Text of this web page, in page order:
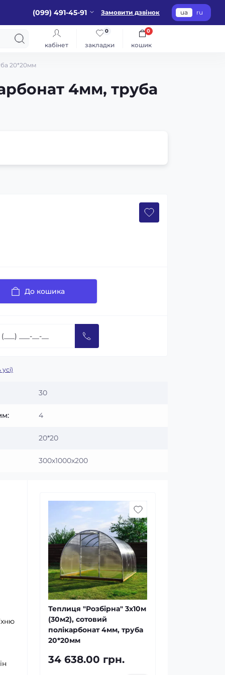
(099) 491-45-91 Замовити дзвінок ua ru
кабінет закладки
0
кошик
0
20*20мм
4мм, труба
До кошика
30
4
20*20
300х1000х200
Теплиця "Розбірна" 3х10м
(30м2), сотовий
полікарбонат 4мм, труба
20*20мм
34 638.00 грн.